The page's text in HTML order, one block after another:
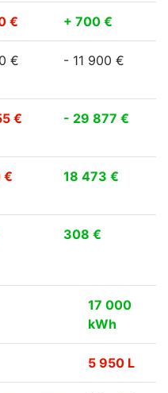
€ + 700 €
€ - 11 900 €
€ - 29 877 €
€ 18 473 €
308 €
17 000
kWh
5 950 L